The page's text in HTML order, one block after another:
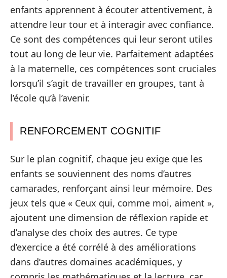
enfants apprennent à écouter attentivement, à
attendre leur tour et à interagir avec confiance.
Ce sont des compétences qui leur seront utiles
tout au long de leur vie. Parfaitement adaptées
à la maternelle, ces compétences sont cruciales
lorsqu’il s’agit de travailler en groupes, tant à
l’école qu’à l’avenir.
RENFORCEMENT COGNITIF
Sur le plan cognitif, chaque jeu exige que les
enfants se souviennent des noms d’autres
camarades, renforçant ainsi leur mémoire. Des
jeux tels que « Ceux qui, comme moi, aiment »,
ajoutent une dimension de réflexion rapide et
d’analyse des choix des autres. Ce type
d’exercice a été corrélé à des améliorations
dans d’autres domaines académiques, y